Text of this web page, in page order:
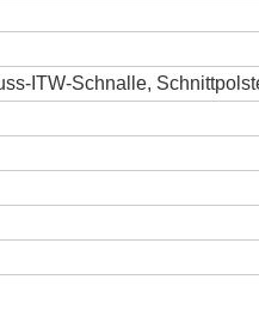
ITW-Schnalle,